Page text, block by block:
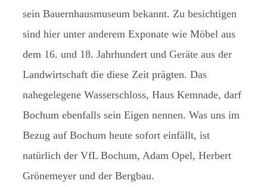
sein Bauernhausmuseum bekannt. Zu besichtigen
sind hier unter anderem Exponate wie Möbel aus
dem 16. und 18. Jahrhundert und Geräte aus der
Landwirtschaft die diese Zeit prägten. Das
nahegelegene Wasserschloss, Haus Kemnade, darf
Bochum ebenfalls sein Eigen nennen. Was uns im
Bezug auf Bochum heute sofort einfällt, ist
natürlich der VfL Bochum, Adam Opel, Herbert
Grönemeyer und der Bergbau.